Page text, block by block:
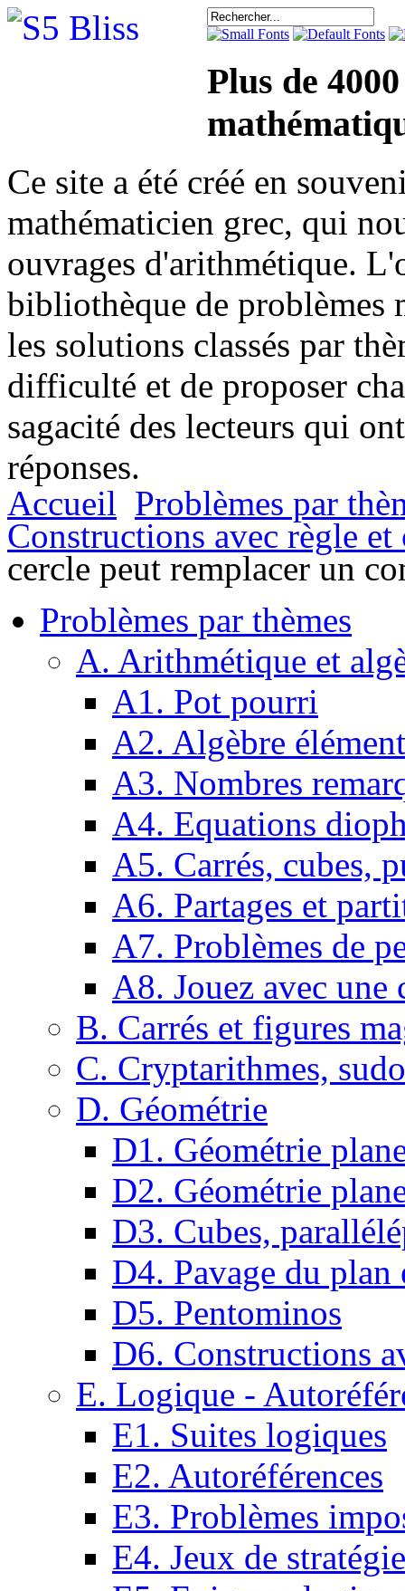
Plus de
Ce site a été créé en
mathématicien grec, qui
ouvrages d'arithmétique.
bibliothèque de problèmes
les solutions classés par
difficulté et de proposer
sagacité des lecteurs qui
réponses.
Accueil Problèmes par
Constructions avec règle et
cercle peut remplacer un
Problèmes par thèmes
A. Arithmétique et
A1. Pot pourri
A2. Algèbre
A3. Nombres
A4. Equations
A5. Carrés, cubes,
A6. Partages et
A7. Problèmes de
A8. Jouez avec une
B. Carrés et figures
C. Cryptarithmes,
D. Géométrie
D1. Géométrie
D2. Géométrie
D3. Cubes,
D4. Pavage du plan
D5. Pentominos
D6. Constructions
E. Logique -
E1. Suites logiques
E2. Autoréférences
E3. Problèmes
E4. Jeux de stratégie